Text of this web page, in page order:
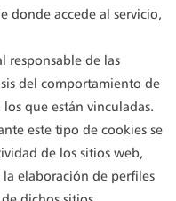
donde accede al servicio,
responsable de las
del comportamiento de
los que están vinculadas.
este tipo de cookies se
de los sitios web,
elaboración de perfiles